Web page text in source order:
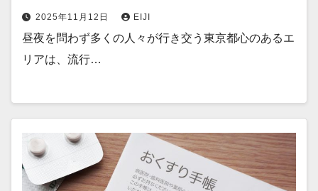
2025年11月12日 EIJI
昼夜を問わず多くの人々が行き交う東京都心のあるエ
リアは、流行…